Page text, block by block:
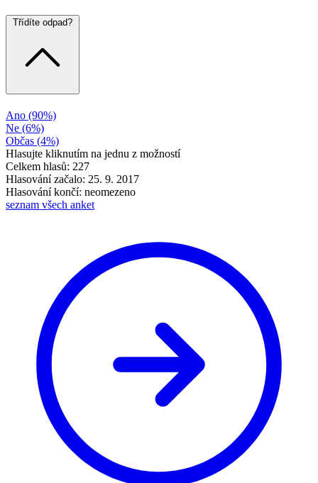
Třídíte odpad?
Ano (90%)
Ne (6%)
Občas (4%)
Hlasujte kliknutím na jednu z možností
Celkem hlasů: 227
Hlasování začalo: 25. 9. 2017
Hlasování končí: neomezeno
seznam všech anket